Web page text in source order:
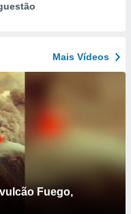
Mais Vídeos
Fuego,